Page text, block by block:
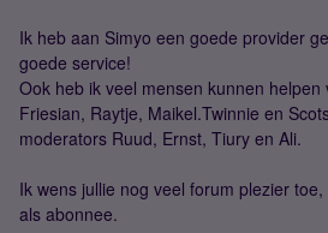
Ik heb aan Simyo een goede provider
goede service!
Ook heb ik veel mensen kunnen
Friesian, Raytje, Maikel.Twinnie en
moderators Ruud, Ernst, Tiury en Ali.
Ik wens jullie nog veel forum plezier
als abonnee.